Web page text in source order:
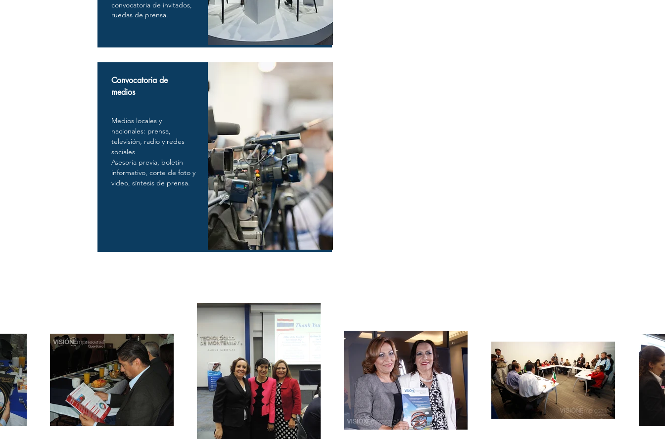
convocatoria de invitados,
ruedas de prensa.
Convocatoria de
medios
Medios locales y
nacionales: prensa,
televisión, radio y redes
sociales
Asesoría previa, boletín
informativo, corte de foto y
video, síntesis de prensa.